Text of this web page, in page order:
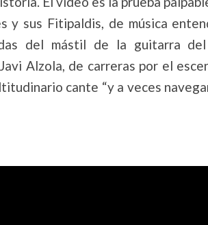
y sus Fitipaldis, de música
del mástil de la guitarra
Alzola, de carreras por el
cante “y a veces